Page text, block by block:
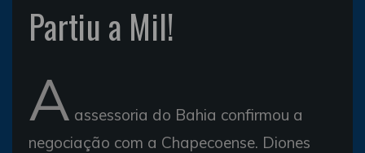
Partiu a Mil!
A assessoria do Bahia confirmou a
negociação com a Chapecoense. Diones